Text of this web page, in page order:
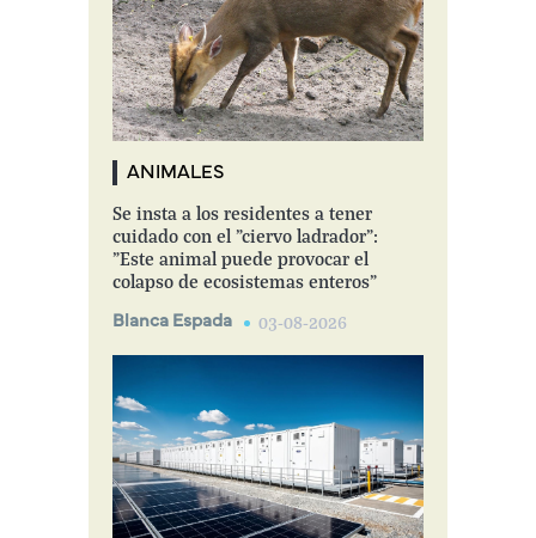
ANIMALES
Se insta a los residentes a tener
cuidado con el "ciervo ladrador":
"Este animal puede provocar el
colapso de ecosistemas enteros"
Blanca Espada 03-08-2026